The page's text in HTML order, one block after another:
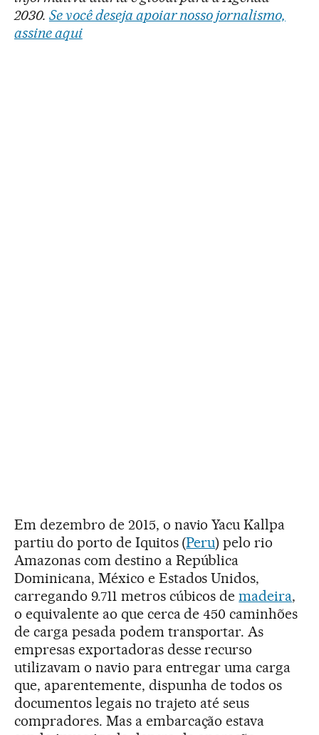
2030. Se você deseja apoiar nosso jornalismo,
assine aqui
Em dezembro de 2015, o navio Yacu Kallpa
partiu do porto de Iquitos (Peru) pelo rio
Amazonas com destino a República
Dominicana, México e Estados Unidos,
carregando 9.711 metros cúbicos demadeira,
o equivalente ao que cerca de 450 caminhões
de carga pesada podem transportar. As
empresas exportadoras desse recurso
utilizavam o navio para entregar uma carga
que, aparentemente, dispunha de todos os
documentos legais no trajeto até seus
compradores. Mas a embarcação estava